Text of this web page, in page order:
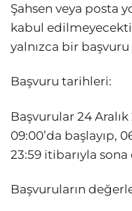
Şahsen veya posta
kabul
yalnızca bir
Başvuru tarihleri:
Başvurular 24
09:00’da başlayıp,
23:59 itibarıyla
Başvuruların